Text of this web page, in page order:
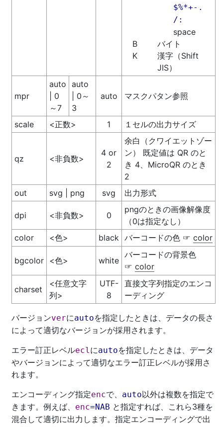
$%*+- .
/ :
space
B
バイト
K
漢字（Shift
JIS）
mpr
auto
| 0
～7
auto
| 0～
3
auto マスクパタン参照
scale <正数> 1 １セルの出力サイズ
qz <非負数>
4 or
2
余白（クワイエットゾー
ン） 既定値は QR のと
き 4、MicroQR のとき
2
out
svg | png svg 出力形式
dpi <非負数> 0
pngのときの画像解像度
（0は指定なし）
color
<色> black バーコードの色 ☞ color
bgcolor <色> white
バーコードの背景色
☞ color
charset
<任意文字
列>
UTF-
8
直接文字列指定のエンコ
ーディング
バージョンverにautoを指定したときは、データの長さ
によって適切なバージョンが採用されます。
エラー訂正レベルeclにautoを指定したときは、データ
やバージョンによって適切なエラー訂正レベルが採用さ
れます。
エンコーディング指定encで、 auto以外は複数を指定で
きます。例えば、 enc=NAB と指定すれば、これら3種を
混合して適切に出力します。指定エンコーディングで出